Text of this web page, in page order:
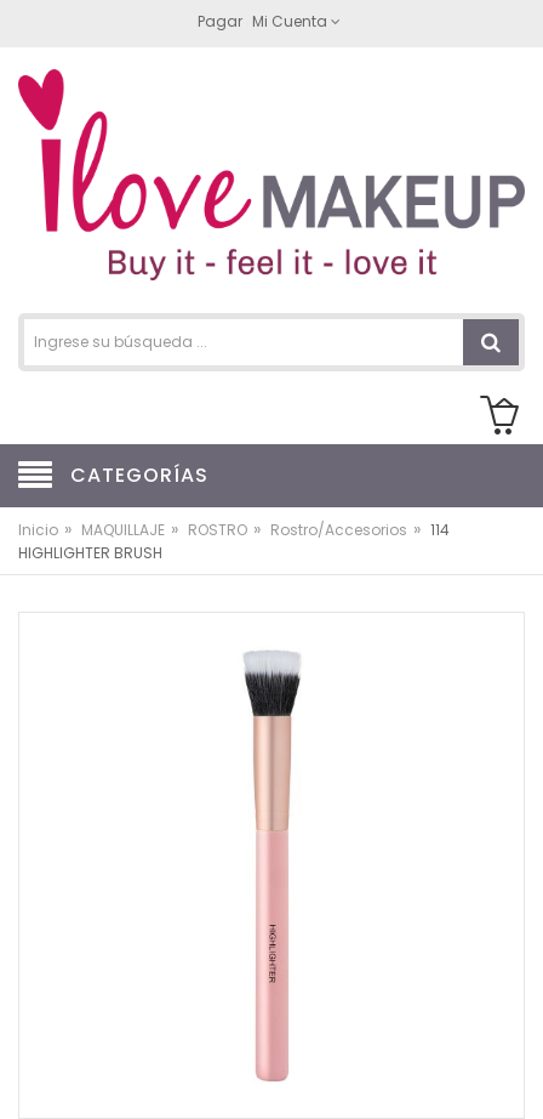
Pagar Mi Cuenta
CATEGORÍAS
Inicio » MAQUILLAJE » ROSTRO » Rostro/Accesorios » 114
HIGHLIGHTER BRUSH